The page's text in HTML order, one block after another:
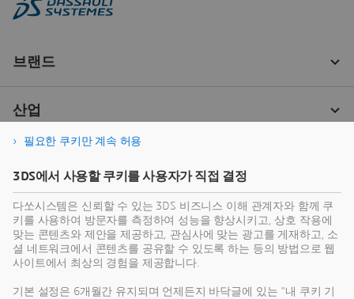
필요한 쿠키만 계속 허용
3DS에서 사용할 쿠키를 사용자가 직접 결정
다쏘시스템은 신뢰할 수 있는 3DS 비즈니스 이해 관계자와 함께 쿠
키를 사용하여 방문자를 측정하여 성능을 향상시키고, 상호 작용에
맞는 콘텐츠와 제안을 제공하고, 관심사에 맞는 광고를 게재하고, 소
셜 네트워크에서 콘텐츠를 공유할 수 있도록 하는 등의 방법으로 웹
사이트에서 최상의 경험을 제공합니다.
기본 설정은 6개월간 유지되며 언제든지 바닥글에 있는 "내 쿠키 기